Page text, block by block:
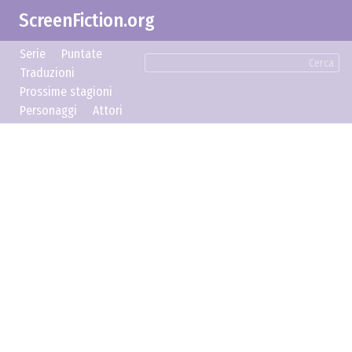
ScreenFiction.org
Cerca
Serie
Puntate
Traduzioni
Prossime stagioni
Personaggi
Attori